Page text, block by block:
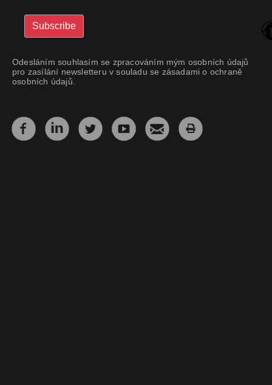
Odesláním souhlasím se zpracováním mým osobních údajů
pro zasílání newsletteru v souladu se zásadami o ochraně
osobních údajů.